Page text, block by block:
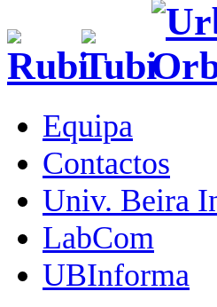
Equipa
Contactos
Univ. Beira
LabCom
UBInforma